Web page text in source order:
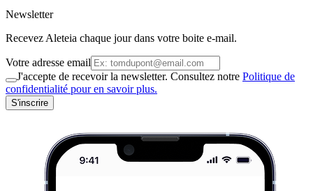
Newsletter
Recevez Aleteia chaque jour dans votre boite e-mail.
Votre adresse email
J'accepte de recevoir la newsletter. Consultez notre Politique de
confidentialité pour en savoir plus.
S'inscrire